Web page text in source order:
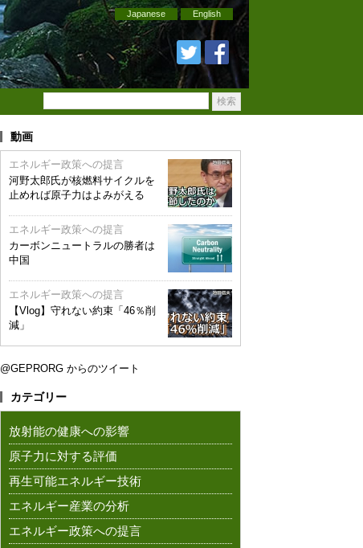
Japanese English
動画
エネルギー政策への提言
河野太郎氏が核燃料サイクルを
止めれば原子力はよみがえる
エネルギー政策への提言
カーボンニュートラルの勝者は
中国
エネルギー政策への提言
【Vlog】守れない約束「46％削
減」
@GEPRORG からのツイート
カテゴリー
放射能の健康への影響
原子力に対する評価
再生可能エネルギー技術
エネルギー産業の分析
エネルギー政策への提言